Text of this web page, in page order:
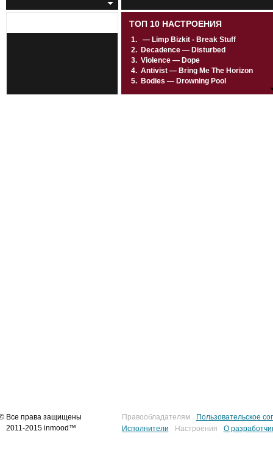
80% 12. Fukk Dat — Zillakami X
35% 14. Город в огне — Чёрный
80% 15. Kill Tomorrow —
69% 16. Hold On — Dead By April
ТОП 10 НАСТРОЕНИЯ
1.
— Limp Bizkit - Break Stuff
2. Decadence — Disturbed
3. Violence — Dope
4. Antivist — Bring Me The Horizon
5. Bodies — Drowning Pool
Все права защищены
2011-2015 inmood™
Правообладателям
Пользовательское
Исполнители
Настроения О